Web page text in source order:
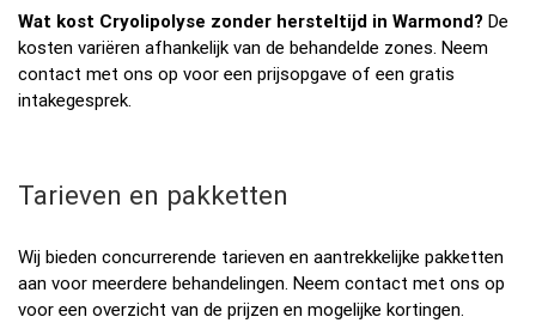
Wat kost Cryolipolyse zonder hersteltijd in Warmond? De
kosten variëren afhankelijk van de behandelde zones. Neem
contact met ons op voor een prijsopgave of een gratis
intakegesprek.
Tarieven en pakketten
Wij bieden concurrerende tarieven en aantrekkelijke pakketten
aan voor meerdere behandelingen. Neem contact met ons op
voor een overzicht van de prijzen en mogelijke kortingen.